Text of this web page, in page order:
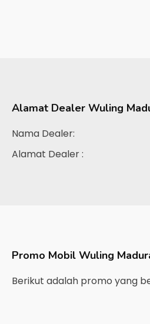
Alamat Dealer Wuling
Nama Dealer:
Alamat Dealer :
Promo Mobil Wuling
Berikut adalah promo yang